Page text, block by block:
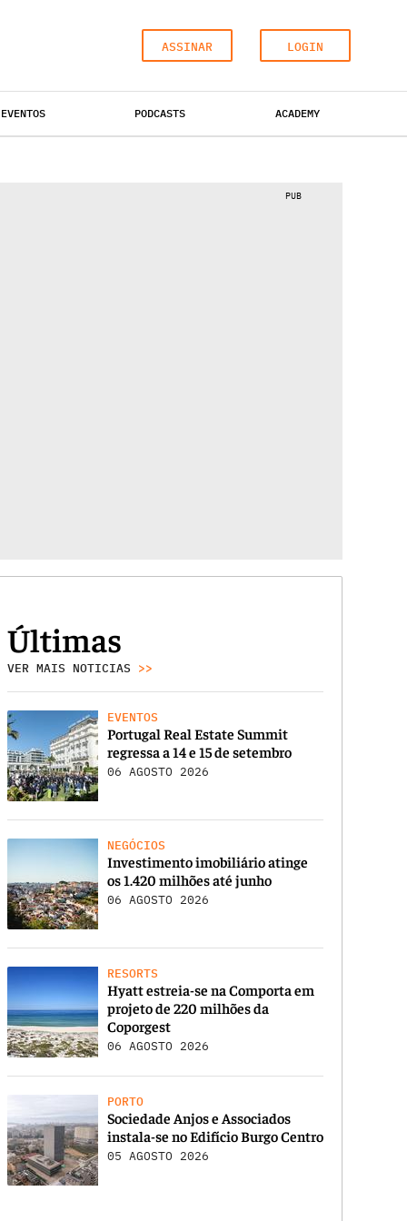
ASSINAR LOGIN
EVENTOS PODCASTS ACADEMY
PUB
Últimas
VER MAIS NOTICIAS >>
EVENTOS
Portugal Real Estate Summit
regressa a 14 e 15 de setembro
06 AGOSTO 2026
NEGÓCIOS
Investimento imobiliário atinge
os 1.420 milhões até junho
06 AGOSTO 2026
RESORTS
Hyatt estreia-se na Comporta em
projeto de 220 milhões da
Coporgest
06 AGOSTO 2026
PORTO
Sociedade Anjos e Associados
instala-se no Edifício Burgo Centro
05 AGOSTO 2026